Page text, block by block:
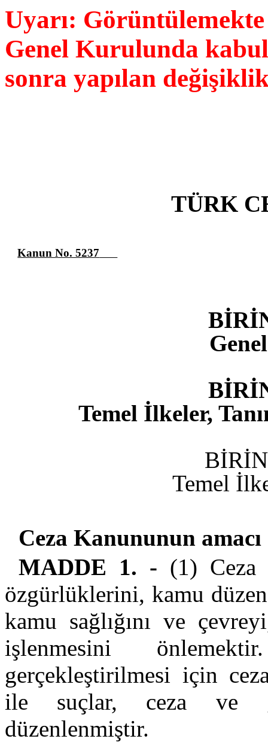
Uyarı:
Genel Kurulunda
sonra yapılan
TÜRK
Kanun No. 5237
Temel İlkeler,
Temel
Ceza Kanununun amacı
MADDE 1. - (1) Ceza
özgürlüklerini, kamu
kamu sağlığını ve
işlenmesini
gerçekleştirilmesi için
ile suçlar, ceza ve
düzenlenmiştir.